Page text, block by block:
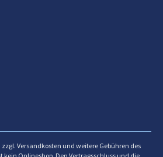
zzgl. Versandkosten und weitere Gebühren des
kein Onlineshop. Den Vertragsschluss und die